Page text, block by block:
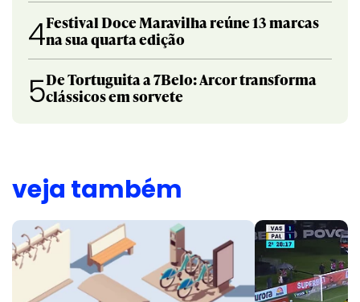
4Festival Doce Maravilha reúne 13 marcas
na sua quarta edição
5De Tortuguita a 7Belo: Arcor transforma
clássicos em sorvete
veja também